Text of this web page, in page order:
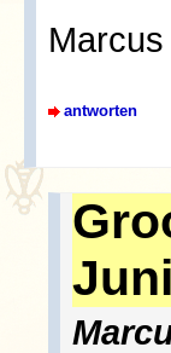
antworten
Juni